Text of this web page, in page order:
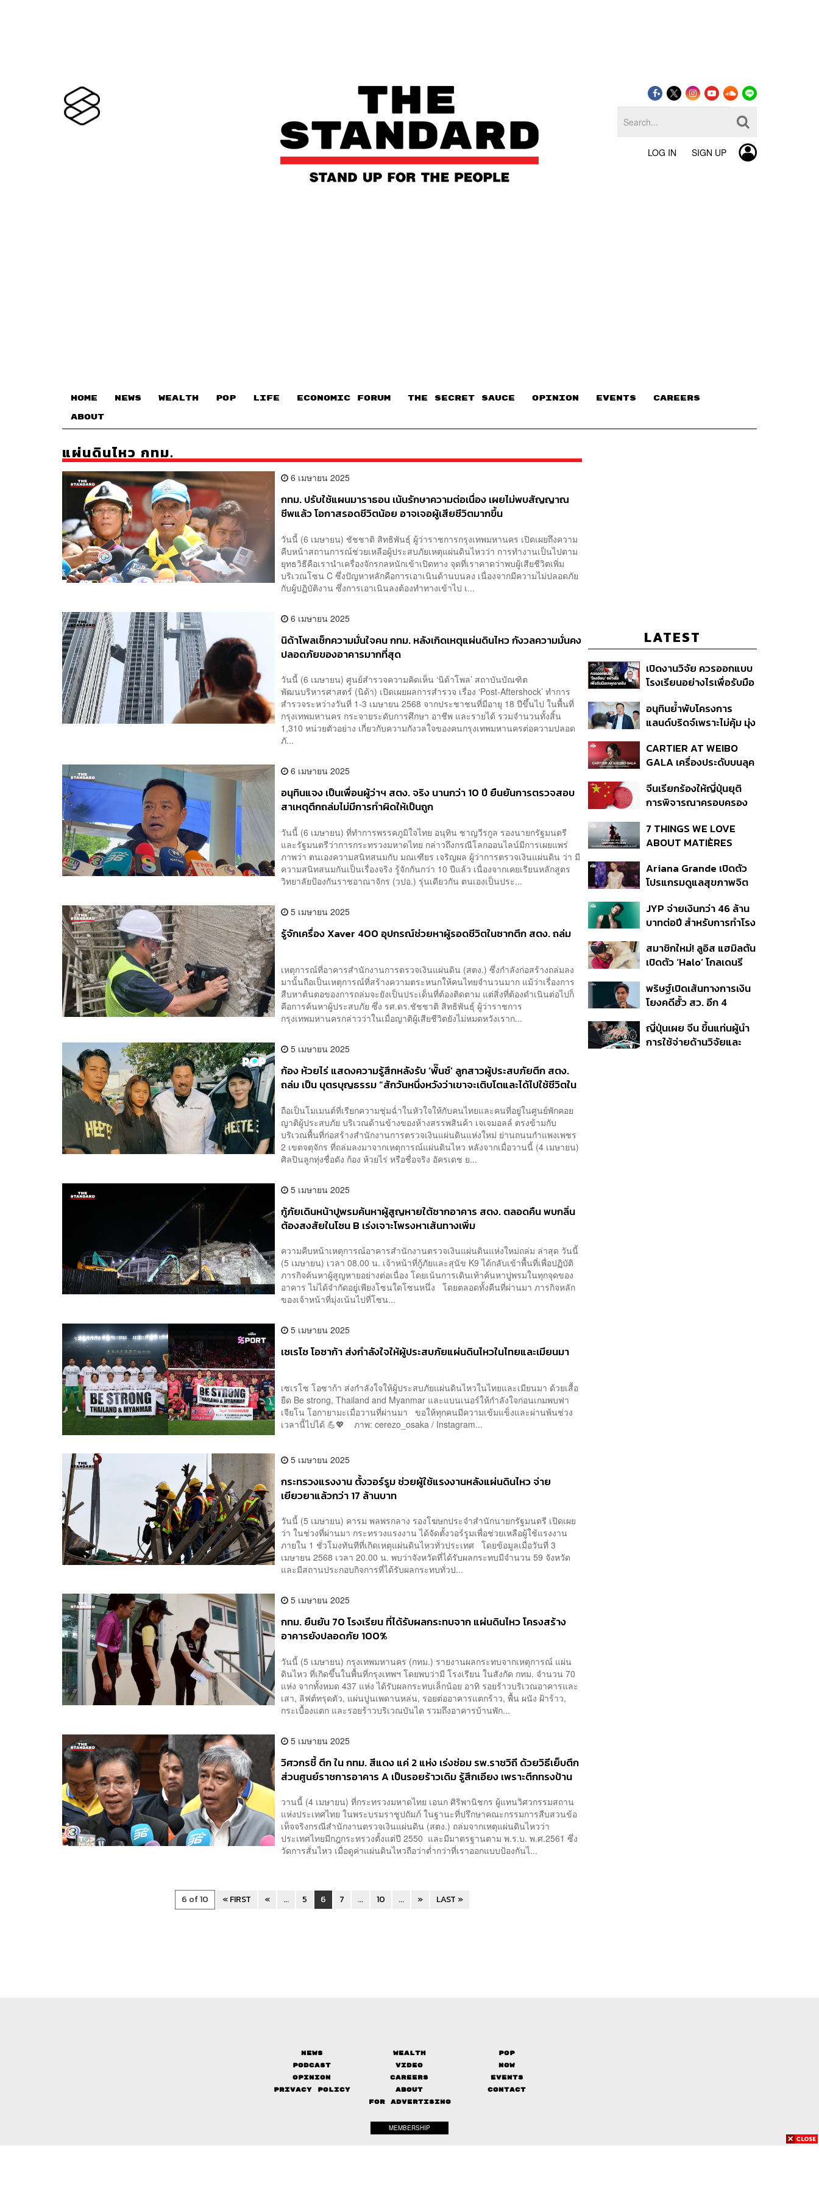
LOG IN SIGN UP
HOME NEWS WEALTH POP LIFE ECONOMIC FORUM THE SECRET SAUCE​ OPINION EVENTS CAREERS
ABOUT
แผ่นดินไหว กทม.
6 เมษายน 2025
กทม. ปรับใช้แผนมาราธอน เน้นรักษาความต่อเนื่อง เผยไม่พบสัญญาณ
ชีพแล้ว โอกาสรอดชีวิตน้อย อาจเจอผู้เสียชีวิตมากขึ้น
วันนี้ (6 เมษายน) ชัชชาติ สิทธิพันธุ์ ผู้ว่าราชการกรุงเทพมหานคร เปิดเผยถึงความ
คืบหน้าสถานการณ์ช่วยเหลือผู้ประสบภัยเหตุแผ่นดินไหวว่า การทำงานเป็นไปตาม
ยุทธวิธีคือเรานำเครื่องจักรกลหนักเข้าเปิดทาง จุดที่เราคาดว่าพบผู้เสียชีวิตเพิ่ม
บริเวณโซน C ซึ่งปัญหาหลักคือการเอาเนินด้านบนลง เนื่องจากมีความไม่ปลอดภัย
กับผู้ปฏิบัติงาน ซึ่งการเอาเนินลงต้องทำทางเข้าไป เ...
6 เมษายน 2025
นิด้าโพลเช็กความมั่นใจคน กทม. หลังเกิดเหตุแผ่นดินไหว กังวลความมั่นคง
ปลอดภัยของอาคารมากที่สุด
วันนี้ (6 เมษายน) ศูนย์สำรวจความคิดเห็น ‘นิด้าโพล’ สถาบันบัณฑิต
พัฒนบริหารศาสตร์ (นิด้า) เปิดเผยผลการสำรวจ เรื่อง ‘Post-Aftershock’ ทำการ
สำรวจระหว่างวันที่ 1-3 เมษายน 2568 จากประชาชนที่มีอายุ 18 ปีขึ้นไป ในพื้นที่
กรุงเทพมหานคร กระจายระดับการศึกษา อาชีพ และรายได้ รวมจำนวนทั้งสิ้น
1,310 หน่วยตัวอย่าง เกี่ยวกับความกังวลใจของคนกรุงเทพมหานครต่อความปลอด
ภั...
6 เมษายน 2025
อนุทินแจง เป็นเพื่อนผู้ว่าฯ สตง. จริง นานกว่า 10 ปี ยืนยันการตรวจสอบ
สาเหตุตึกถล่มไม่มีการทำผิดให้เป็นถูก
วันนี้ (6 เมษายน) ที่ทำการพรรคภูมิใจไทย อนุทิน ชาญวีรกูล รองนายกรัฐมนตรี
และรัฐมนตรีว่าการกระทรวงมหาดไทย กล่าวถึงกรณีโลกออนไลน์มีการเผยแพร่
ภาพว่า ตนเองความสนิทสนมกับ มณเฑียร เจริญผล ผู้ว่าการตรวจเงินแผ่นดิน ว่า มี
ความสนิทสนมกันเป็นเรื่องจริง รู้จักกันกว่า 10 ปีแล้ว เนื่องจากเคยเรียนหลักสูตร
วิทยาลัยป้องกันราชอาณาจักร (วปอ.) รุ่นเดียวกัน ตนเองเป็นประ...
5 เมษายน 2025
รู้จักเครื่อง Xaver 400 อุปกรณ์ช่วยหาผู้รอดชีวิตในซากตึก สตง. ถล่ม
เหตุการณ์ที่อาคารสำนักงานการตรวจเงินแผ่นดิน (สตง.) ซึ่งกำลังก่อสร้างถล่มลง
มานั้นถือเป็นเหตุการณ์ที่สร้างความตระหนกให้คนไทยจำนวนมาก แม้ว่าเรื่องการ
สืบหาต้นตอของการถล่มจะยังเป็นประเด็นที่ต้องติดตาม แต่สิ่งที่ต้องดำเนินต่อไปก็
คือการค้นหาผู้ประสบภัย ซึ่ง รศ.ดร.ชัชชาติ สิทธิพันธุ์ ผู้ว่าราชการ
กรุงเทพมหานครกล่าวว่าในเมื่อญาติผู้เสียชีวิตยังไม่หมดหวังเราก...
5 เมษายน 2025
ก้อง ห้วยไร่ แสดงความรู้สึกหลังรับ ‘พั๊นซ์’ ลูกสาวผู้ประสบภัยตึก สตง.
ถล่ม เป็น บุตรบุญธรรม “สักวันหนึ่งหวังว่าเขาจะเติบโตและได้ไปใช้ชีวิตใน
ถือเป็นโมเมนต์ที่เรียกความชุ่มฉ่ำในหัวใจให้กับคนไทยและคนที่อยู่ในศูนย์พักคอย
ญาติผู้ประสบภัย บริเวณด้านข้างของห้างสรรพสินค้า เจเจมอลล์ ตรงข้ามกับ
บริเวณพื้นที่ก่อสร้างสำนักงานการตรวจเงินแผ่นดินแห่งใหม่ ย่านถนนกำแพงเพชร
2 เขตจตุจักร ที่ถล่มลงมาจากเหตุการณ์แผ่นดินไหว หลังจากเมื่อวานนี้ (4 เมษายน)
ศิลปินลูกทุ่งชื่อดัง ก้อง ห้วยไร่ หรือชื่อจริง อัครเดช ย...
5 เมษายน 2025
กู้ภัยเดินหน้าปูพรมค้นหาผู้สูญหายใต้ซากอาคาร สตง. ตลอดคืน พบกลิ่น
ต้องสงสัยในโซน B เร่งเจาะโพรงหาเส้นทางเพิ่ม
ความคืบหน้าเหตุการณ์อาคารสำนักงานตรวจเงินแผ่นดินแห่งใหม่ถล่ม ล่าสุด วันนี้
(5 เมษายน) เวลา 08.00 น. เจ้าหน้าที่กู้ภัยและสุนัข K9 ได้กลับเข้าพื้นที่เพื่อปฏิบัติ
ภารกิจค้นหาผู้สูญหายอย่างต่อเนื่อง โดยเน้นการเดินเท้าค้นหาปูพรมในทุกจุดของ
อาคาร ไม่ได้จำกัดอยู่เพียงโซนใดโซนหนึ่ง โดยตลอดทั้งคืนที่ผ่านมา ภารกิจหลัก
ของเจ้าหน้าที่มุ่งเน้นไปที่โซน...
5 เมษายน 2025
เซเรโซ โอซาก้า ส่งกำลังใจให้ผู้ประสบภัยแผ่นดินไหวในไทยและเมียนมา
เซเรโซ โอซาก้า ส่งกำลังใจให้ผู้ประสบภัยแผ่นดินไหวในไทยและเมียนมา ด้วยเสื้อ
ยืด Be strong, Thailand and Myanmar และแบนเนอร์ให้กำลังใจก่อนเกมพบฟา
เจียโน โอกายามะเมื่อวานที่ผ่านมา ขอให้ทุกคนมีความเข้มแข็งและผ่านพ้นช่วง
เวลานี้ไปได้ 💪💖 ภาพ: cerezo_osaka / Instagram...
5 เมษายน 2025
กระทรวงแรงงาน ตั้งวอร์รูม ช่วยผู้ใช้แรงงานหลังแผ่นดินไหว จ่าย
เยียวยาแล้วกว่า 17 ล้านบาท
วันนี้ (5 เมษายน) คารม พลพรกลาง รองโฆษกประจำสำนักนายกรัฐมนตรี เปิดเผย
ว่า ในช่วงที่ผ่านมา กระทรวงแรงงาน ได้จัดตั้งวอร์รูมเพื่อช่วยเหลือผู้ใช้แรงงาน
ภายใน 1 ชั่วโมงทันทีที่เกิดเหตุแผ่นดินไหวทั่วประเทศ โดยข้อมูลเมื่อวันที่ 3
เมษายน 2568 เวลา 20.00 น. พบว่าจังหวัดที่ได้รับผลกระทบมีจำนวน 59 จังหวัด
และมีสถานประกอบกิจการที่ได้รับผลกระทบทั่วป...
5 เมษายน 2025
กทม. ยืนยัน 70 โรงเรียน ที่ได้รับผลกระทบจาก แผ่นดินไหว โครงสร้าง
อาคารยังปลอดภัย 100%
วันนี้ (5 เมษายน) กรุงเทพมหานคร (กทม.) รายงานผลกระทบจากเหตุการณ์ แผ่น
ดินไหว ที่เกิดขึ้นในพื้นที่กรุงเทพฯ โดยพบว่ามี โรงเรียน ในสังกัด กทม. จำนวน 70
แห่ง จากทั้งหมด 437 แห่ง ได้รับผลกระทบเล็กน้อย อาทิ รอยร้าวบริเวณอาคารและ
เสา, ลิฟต์ทรุดตัว, แผ่นปูนเพดานหล่น, รอยต่ออาคารแตกร้าว, พื้น ผนัง ฝ้าร้าว,
กระเบื้องแตก และรอยร้าวบริเวณบันได รวมถึงอาคารบ้านพัก...
5 เมษายน 2025
วิศวกรชี้ ตึก ใน กทม. สีแดง แค่ 2 แห่ง เร่งซ่อม รพ.ราชวิถี ด้วยวิธีเย็บตึก
ส่วนศูนย์ราชการอาคาร A เป็นรอยร้าวเดิม รู้สึกเอียง เพราะตึกทรงป้าน
วานนี้ (4 เมษายน) ที่กระทรวงมหาดไทย เอนก ศิริพานิชกร ผู้แทนวิศวกรรมสถาน
แห่งประเทศไทย ในพระบรมราชูปถัมภ์ ในฐานะที่ปรึกษาคณะกรรมการสืบสวนข้อ
เท็จจริงกรณีสำนักงานตรวจเงินแผ่นดิน (สตง.) ถล่มจากเหตุแผ่นดินไหวว่า
ประเทศไทยมีกฎกระทรวงตั้งแต่ปี 2550 และมีมาตรฐานตาม พ.ร.บ. พ.ศ.2561 ซึ่ง
วัดการสั่นไหว เมื่อดูค่าแผ่นดินไหวถือว่าต่ำกว่าที่เราออกแบบป้องกันไ...
6 of 10 « FIRST « ... 5 6 7 ... 10 ... » LAST »
LATEST
เปิดงานวิจัย ควรออกแบบ
โรงเรียนอย่างไรเพื่อรับมือ
อนุทินย้ำพับโครงการ
แลนด์บริดจ์เพราะไม่คุ้ม มุ่ง
รองรับอ่าวไทย-อันดามัน
CARTIER AT WEIBO
GALA เครื่องประดับบนลุค
สำคัญ
จีนเรียกร้องให้ญี่ปุ่นยุติ
การพิจารณาครอบครอง
7 THINGS WE LOVE
ABOUT MATIÈRES
Ariana Grande เปิดตัว
โปรแกรมดูแลสุขภาพจิต
ดนตรี
JYP จ่ายเงินกว่า 46 ล้าน
บาทต่อปี สำหรับการทำโรง
สมาชิกใหม่! ลูอิส แฮมิลตัน
เปิดตัว ‘Halo’ โกลเดนรี
พริษฐ์เปิดเส้นทางการเงิน
โยงคดีฮั้ว สว. อีก 4
อำนาจเจริญโอนเงินให้เจ้า
หน้าที่ กกต. ฝ่ายสืบสวน
ญี่ปุ่นเผย จีน ขึ้นแท่นผู้นำ
การใช้จ่ายด้านวิจัยและ
News Wealth
Pop
Podcast
Video
Now
Opinion
Careers
Events
Privacy Policy
About
Contact
FOR ADVERTISING
MEMBERSHIP